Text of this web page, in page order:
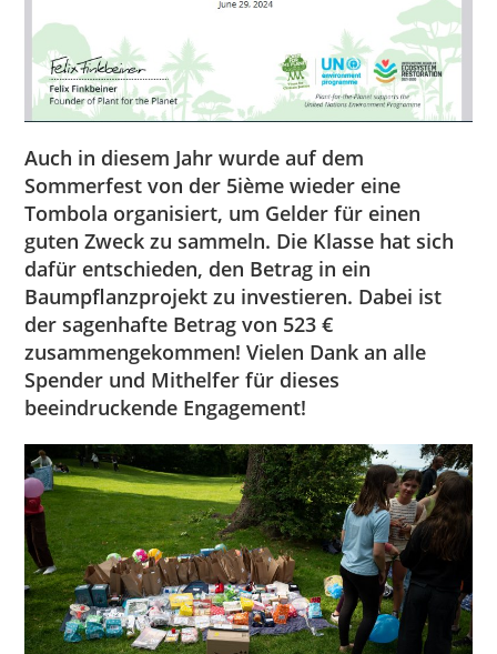
Auch in diesem Jahr wurde auf dem
Sommerfest von der 5ième wieder eine
Tombola organisiert, um Gelder für einen
guten Zweck zu sammeln. Die Klasse hat sich
dafür entschieden, den Betrag in ein
Baumpflanzprojekt zu investieren. Dabei ist
der sagenhafte Betrag von 523 €
zusammengekommen! Vielen Dank an alle
Spender und Mithelfer für dieses
beeindruckende Engagement!